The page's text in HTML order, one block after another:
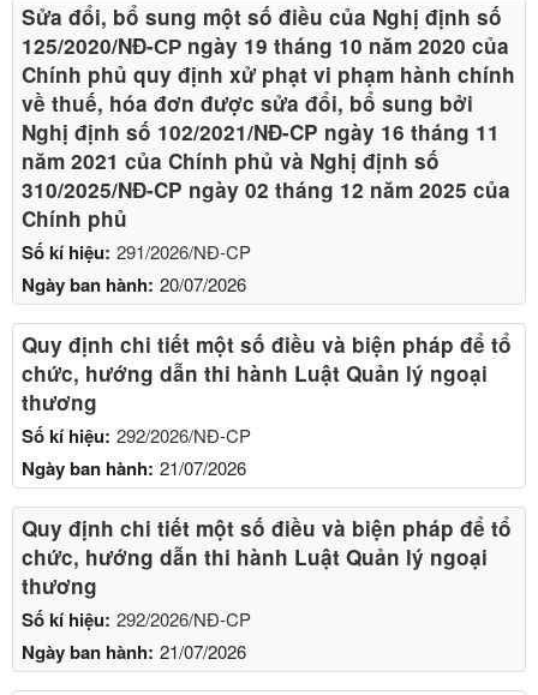
Số kí hiệu: 291/2026/NĐ-CP
Ngày ban hành: 20/07/2026
Sửa đổi, bổ sung một số điều của Nghị định số
125/2020/NĐ-СР ngày 19 tháng 10 năm 2020 của
Chính phủ quy định xử phạt vi phạm hành chính
về thuế, hóa đơn được sửa đổi, bổ sung bởi
Nghị định số 102/2021/NĐ-CP ngày 16 tháng 11
năm 2021 của Chính phủ và Nghị định số
310/2025/NĐ-CP ngày 02 tháng 12 năm 2025 của
Chính phủ
Số kí hiệu: 292/2026/NĐ-CP
Ngày ban hành: 21/07/2026
Quy định chi tiết một số điều và biện pháp để tổ
chức, hướng dẫn thi hành Luật Quản lý ngoại
thương
Số kí hiệu: 292/2026/NĐ-CP
Ngày ban hành: 21/07/2026
Quy định chi tiết một số điều và biện pháp để tổ
chức, hướng dẫn thi hành Luật Quản lý ngoại
thương